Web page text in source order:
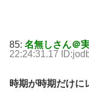
85: 名無しさん＠
22:24:31.17
時期が時期だけに